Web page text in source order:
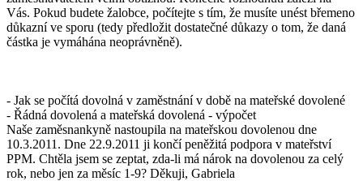
Vás. Pokud budete žalobce, počítejte s tím, že musíte unést břemeno
důkazní ve sporu (tedy předložit dostatečné důkazy o tom, že daná
částka je vymáhána neoprávněně).
- Jak se počítá dovolná v zaměstnání v době na mateřské dovolené
- Řádná dovolená a mateřská dovolená - výpočet
Naše zaměsnankyně nastoupila na mateřskou dovolenou dne
10.3.2011. Dne 22.9.2011 ji končí peněžitá podpora v mateřství
PPM. Chtěla jsem se zeptat, zda-li má nárok na dovolenou za celý
rok, nebo jen za měsíc 1-9? Děkuji, Gabriela